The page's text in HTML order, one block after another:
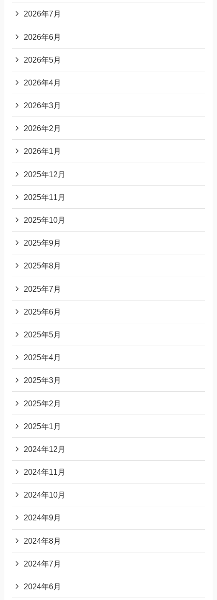
2026年7月
2026年6月
2026年5月
2026年4月
2026年3月
2026年2月
2026年1月
2025年12月
2025年11月
2025年10月
2025年9月
2025年8月
2025年7月
2025年6月
2025年5月
2025年4月
2025年3月
2025年2月
2025年1月
2024年12月
2024年11月
2024年10月
2024年9月
2024年8月
2024年7月
2024年6月